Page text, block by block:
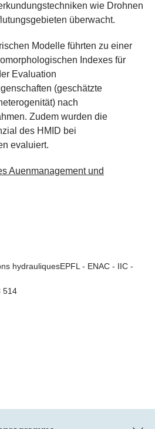
wie Drohnen
überwacht.
Modelle führten zu einer
Indexes für
Evaluation
(geschätzte
nach
Zudem wurden die
des HMID bei
evaluiert.
Auenmanagement und
hydrauliquesEPFL - ENAC - IIC -
514